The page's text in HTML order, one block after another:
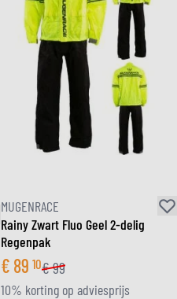
MUGENRACE
Rainy Zwart Fluo Geel 2-delig
Regenpak
€ 89 10€99
10% korting op adviesprijs